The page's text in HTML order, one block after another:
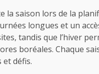
la saison lors de la
longues et un
tandis que l’hiver
boréales. Chaque
défis.